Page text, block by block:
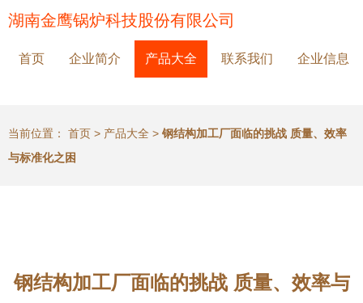
湖南金鹰锅炉科技股份有限公司
首页 企业简介 产品大全 联系我们 企业信息
当前位置： 首页 > 产品大全 > 钢结构加工厂面临的挑战 质量、效率
与标准化之困
钢结构加工厂面临的挑战 质量、效率与